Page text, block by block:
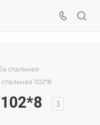
стальная —
102*8
3